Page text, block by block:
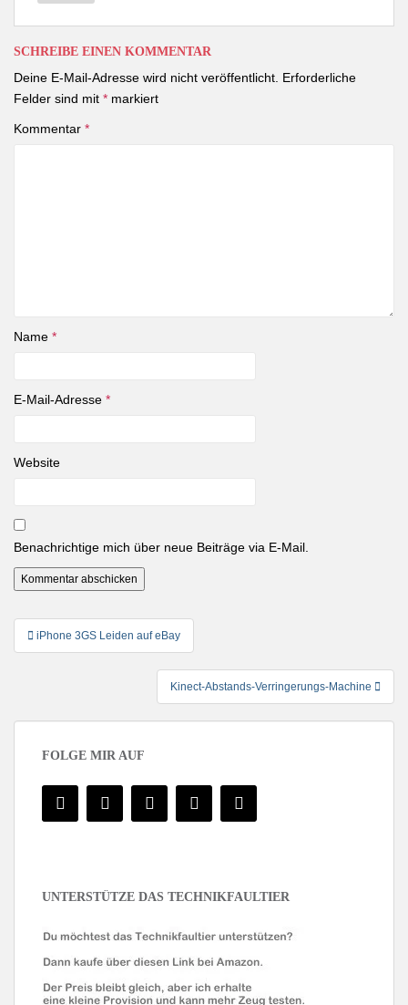
SCHREIBE EINEN KOMMENTAR
Deine E-Mail-Adresse wird nicht veröffentlicht. Erforderliche
Felder sind mit * markiert
Kommentar *
Name *
E-Mail-Adresse *
Website
Benachrichtige mich über neue Beiträge via E-Mail.
Beitragsnavigation
iPhone 3GS Leiden auf eBay
Kinect-Abstands-Verringerungs-Machine
FOLGE MIR AUF
UNTERSTÜTZE DAS TECHNIKFAULTIER